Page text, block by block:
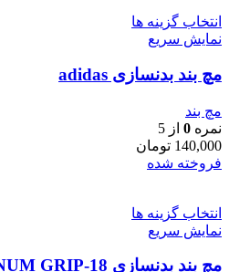
انتخاب گزینه ها
نمایش سریع
مچ بند بدنسازی adidas
مچ بند
نمره 0 از 5
140,000 تومان
فروخته شده
انتخاب گزینه ها
نمایش سریع
مچ بند بدنسازی VENUM GRIP-18